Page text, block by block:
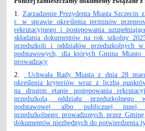
1. Zarzadzenie Prezydenta Miasta Szczecin
r. w sprawie określenia terminów
rekrutacyjnego i postępowania
składania dokumentów na rok szkolny
przedszkoli i oddziałów przedszkolnych w
podstawowych, dla których Gmina Miasto
prowadzący
2.
Uchwała Rady Miasta z dnia 28
określenia kryteriów wraz z liczbą
na drugim etapie postępowania
przedszkola, oddziału
podstawowej albo publicznej innej
przedszkolnego prowadzonych przez
dokumentów niezbędnych do potwierdzenia